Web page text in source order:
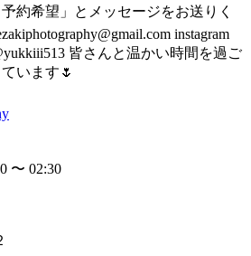
約希望」とメッセージをお送りく
instagram
皆さんと温かい時間を過ご
います🌷
〜 02:30